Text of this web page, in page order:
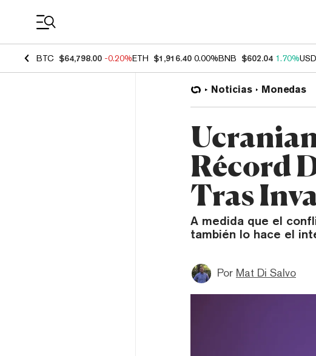
BTC $64,798.00 -0.20%ETH $1,916.40 0.00%BNB $602.04 1.70%
Noticias Monedas
Récord
Tras
A medida que el
también lo hace el
Por Mat Di Salvo